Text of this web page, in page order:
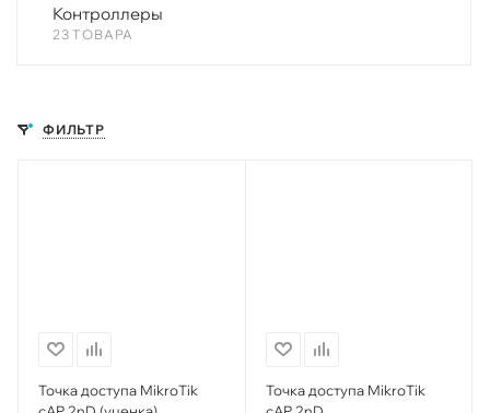
Контроллеры
23 ТОВАРА
ФИЛЬТР
Точка доступа MikroTik
Точка доступа MikroTik